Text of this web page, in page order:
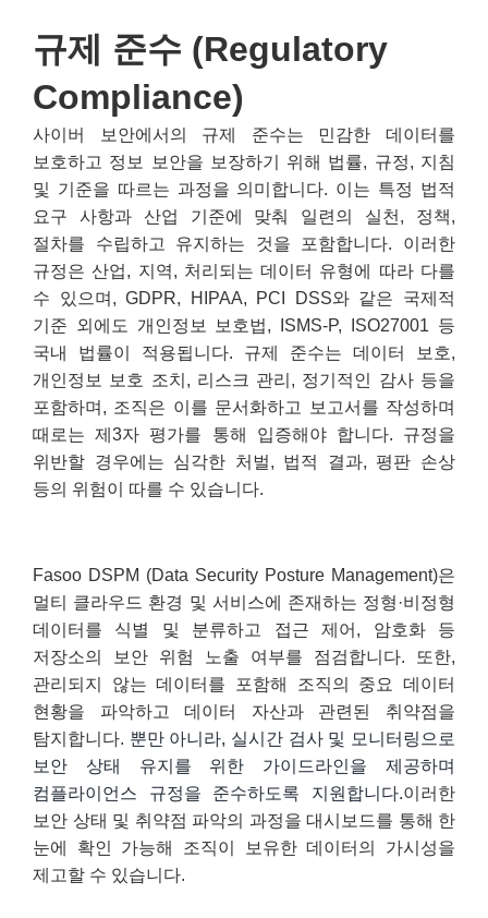
규제 준수 (Regulatory
Compliance)
사이버 보안에서의 규제 준수는 민감한 데이터를
보호하고 정보 보안을 보장하기 위해 법률, 규정, 지침
및 기준을 따르는 과정을 의미합니다. 이는 특정 법적
요구 사항과 산업 기준에 맞춰 일련의 실천, 정책,
절차를 수립하고 유지하는 것을 포함합니다. 이러한
규정은 산업, 지역, 처리되는 데이터 유형에 따라 다를
수 있으며, GDPR, HIPAA, PCI DSS와 같은 국제적
기준 외에도 개인정보 보호법, ISMS-P, ISO27001 등
국내 법률이 적용됩니다. 규제 준수는 데이터 보호,
개인정보 보호 조치, 리스크 관리, 정기적인 감사 등을
포함하며, 조직은 이를 문서화하고 보고서를 작성하며
때로는 제3자 평가를 통해 입증해야 합니다. 규정을
위반할 경우에는 심각한 처벌, 법적 결과, 평판 손상
등의 위험이 따를 수 있습니다.
Fasoo DSPM (Data Security Posture Management)은
멀티 클라우드 환경 및 서비스에 존재하는 정형·비정형
데이터를 식별 및 분류하고 접근 제어, 암호화 등
저장소의 보안 위험 노출 여부를 점검합니다. 또한,
관리되지 않는 데이터를 포함해 조직의 중요 데이터
현황을 파악하고 데이터 자산과 관련된 취약점을
탐지합니다. 뿐만 아니라, 실시간 검사 및 모니터링으로
보안 상태 유지를 위한 가이드라인을 제공하며
컴플라이언스 규정을 준수하도록 지원합니다.이러한
보안 상태 및 취약점 파악의 과정을 대시보드를 통해 한
눈에 확인 가능해 조직이 보유한 데이터의 가시성을
제고할 수 있습니다.